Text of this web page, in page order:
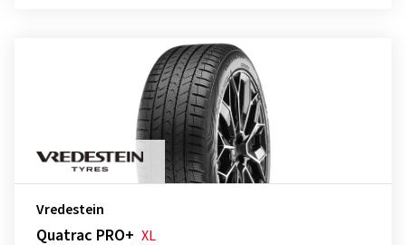
Vredestein
Quatrac PRO+ XL